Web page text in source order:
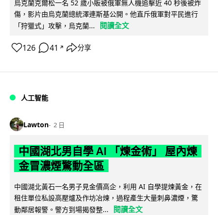
烏克蘭克爾松一名 52 歲小販被俄軍無人機追擊近 40 秒後被炸
傷，影片由烏克蘭總統澤連斯基公開。他直斥俄軍對平民進行
「狩獵式」攻擊，烏克蘭...
閱讀全文
126 41 ↗ 分享
人工智能
Lawton 2 日
中國湖北男自學 AI 「煉金術」 屋內煉
金冒濃煙驚動全區
中國湖北黃石一名男子見金價高企，利用 AI 自學提煉黃金，在
租住單位私設高壓爐及作坊冶煉，過程產生大量刺鼻濃煙，驚
動鄰居報警。警方到場揭發整...
閱讀全文